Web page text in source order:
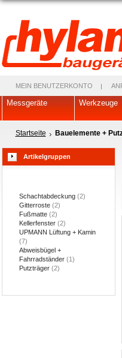
MEIN BENUTZERKONTO
Messgeräte Werkzeuge
Startseite Bauelemente +
Artikelgruppen
Schachtabdeckung(2)
Gitterroste(2)
Fußmatte(2)
Kellerfenster(2)
UPMANN Lüftung + Kamin
(7)
Abweisbügel +
Fahrradständer(1)
Putzträger(2)